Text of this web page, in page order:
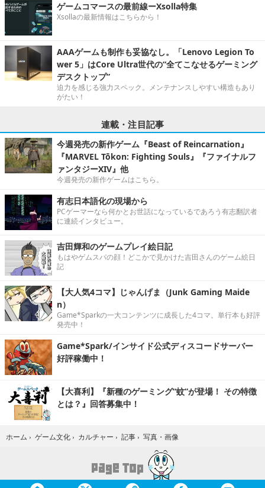
ゲームコマースの最前線ーXsolla特集
Xsollaの最新情報はこちらから！
AAAゲームも制作も妥協なし。「Lenovo Legion To
wer 5」はCore Ultra世代の“全てこなせるゲーミング
デスクトップ”
迫力を感じる強力スペック。メンテナンスしやすい構造もあり
がたい！
連載・注目記事
今週発売の新作ゲーム『Beast of Reincarnation』
『MARVEL Tōkon: Fighting Souls』『ファイナルフ
ァンタジーXIV』他
今週発売の新作ゲームはこちら。
有志日本語化の現場から
PCゲーマーなら何かとお世話になっているであろう有志翻訳者
に連続インタビュー。
吉田輝和のゲームプレイ絵日記
もはやゲムスパの顔！どこかで見かけた吉田さんのゲーム絵日
記
【大人気4コマ】じゃんげま（Junk Gaming Maide
n）
Game*Sparkの一大コンテンツに成長した4コマ。単行本も好評
発売中！
Game*Spark/インサイド公式ディスコードサーバー
好評稼働中！
【大喜利】『新種のゲーミング“蚊”が登場！ その特徴
とは？』回答募集中！
ホーム › ゲーム文化 › カルチャー › 記事 › 写真・画像